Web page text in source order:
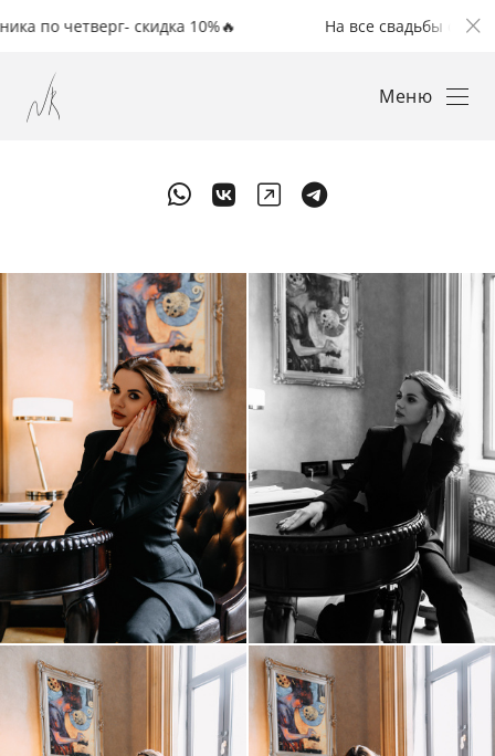
скидка 10%🔥 На все свадьбы с
Меню